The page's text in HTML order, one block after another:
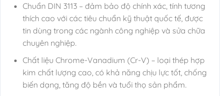
Chuẩn DIN 3113 – đảm bảo độ chính xác, tính tương
thích cao với các tiêu chuẩn kỹ thuật quốc tế, được
tin dùng trong các ngành công nghiệp và sửa chữa
chuyên nghiệp.
Chất liệu Chrome-Vanadium (Cr-V) – loại thép hợp
kim chất lượng cao, có khả năng chịu lực tốt, chống
biến dạng, tăng độ bền và tuổi thọ sản phẩm.